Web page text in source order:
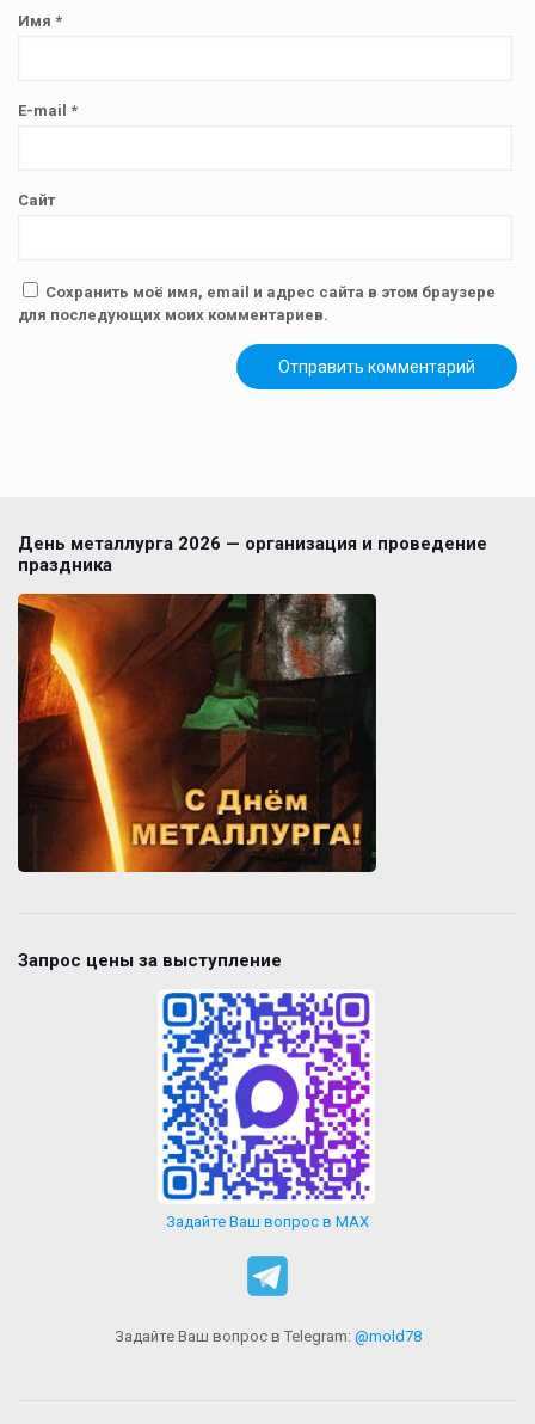
Имя *
E-mail *
Сайт
Сохранить моё имя, email и адрес сайта в этом браузере
для последующих моих комментариев.
День металлурга 2026 — организация и проведение
праздника
Запрос цены за выступление
Задайте Ваш вопрос в MAX
Задайте Ваш вопрос в Telegram: @mold78